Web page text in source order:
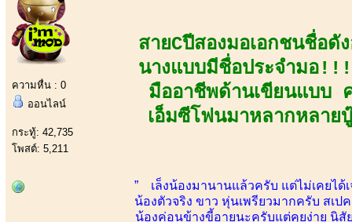
ความหื่น : 0
ออนไลน์
กระทู้: 42,735
โพสต์: 5,211
สายCปีสองมอเอกชนชื่อ
นางแบบมีชื่อประจำมอ
มืออาชีพด้านเขียนแบบ
เอ็มซีโฟนมาหลากหลาย
” เล็งน้องมานานแล้วครับ แต่ไม่เคยได้
น้องตัวจริง ขาว หุ่นเพรียวมากครับ สเ
น้องค่อนข้างขี้อายนะครับแต่คุยง่าย นิสั